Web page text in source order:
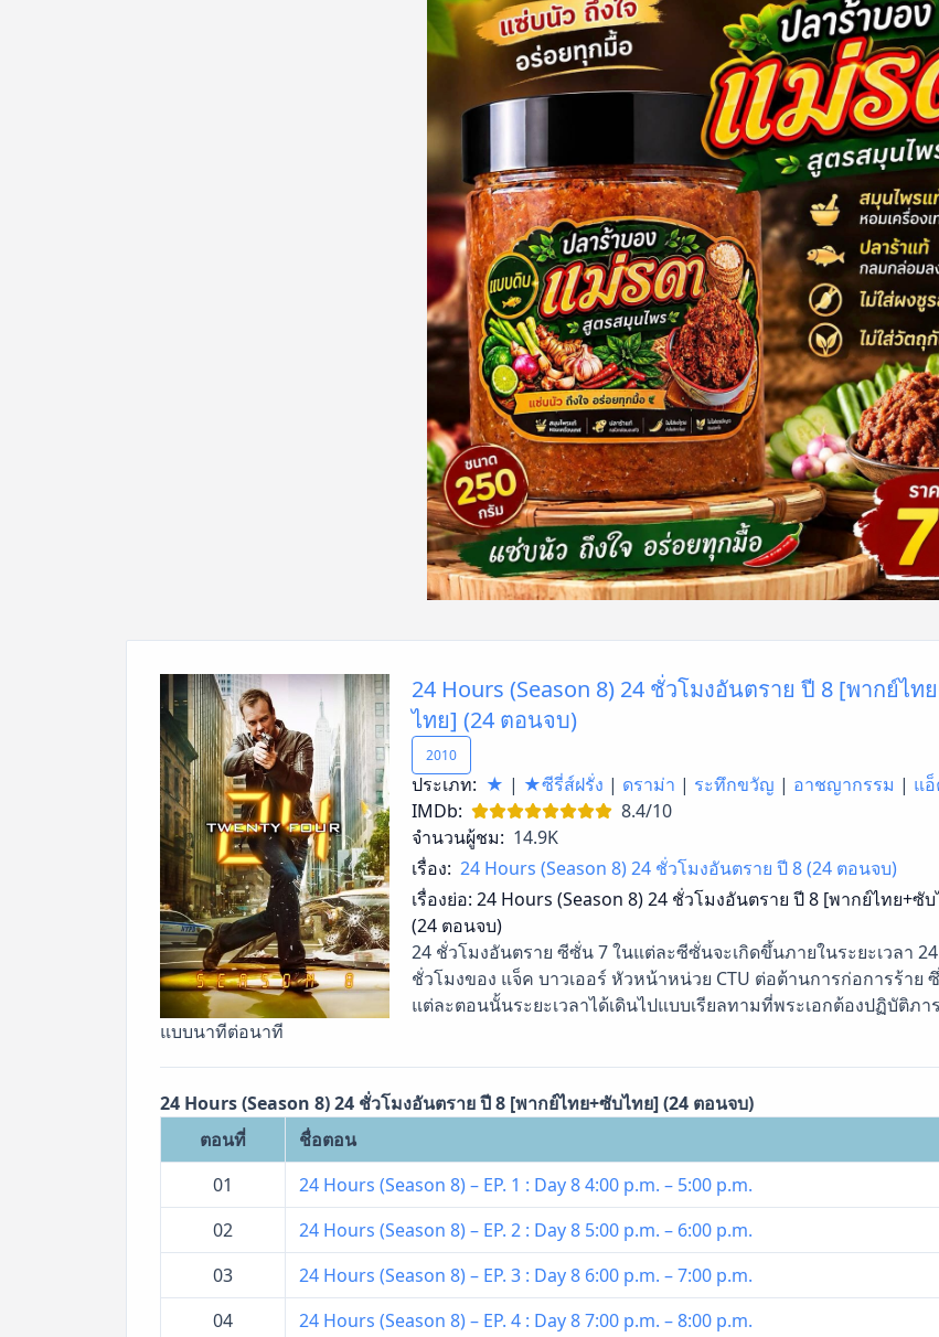
24 Hours (Season 8) 24 ชั่วโมงอันตราย ปี 8 [พากย์ไท
ไทย] (24 ตอนจบ)
2010
ประเภท: ★ | ★ซีรี่ส์ฝรั่ง | ดราม่า | ระทึกขวัญ | อาชญากรรม | แ
IMDb:
8.4/10
จำนวนผู้ชม: 14.9K
เรื่อง: 24 Hours (Season 8) 24 ชั่วโมงอันตราย ปี 8 (24 ตอนจบ)
เรื่องย่อ: 24 Hours (Season 8) 24 ชั่วโมงอันตราย ปี 8 [พากย์ไทย+ซั
(24 ตอนจบ)
24 ชั่วโมงอันตราย ซีซั่น 7 ในแต่ละซีซั่นจะเกิดขึ้นภายในระยะเวลา 24
ชั่วโมงของ แจ็ค บาวเออร์ หัวหน้าหน่วย CTU ต่อต้านการก่อการร้าย
แต่ละตอนนั้นระยะเวลาได้เดินไปแบบเรียลทามที่พระเอกต้องปฏิบัติภา
แบบนาทีต่อนาที
24 Hours (Season 8) 24 ชั่วโมงอันตราย ปี 8 [พากย์ไทย+ซับไทย] (24 ตอนจบ)
ตอนที่
ชื่อตอน
01
24 Hours (Season 8) – EP. 1 : Day 8 4:00 p.m. – 5:00 p.m.
02
24 Hours (Season 8) – EP. 2 : Day 8 5:00 p.m. – 6:00 p.m.
03
24 Hours (Season 8) – EP. 3 : Day 8 6:00 p.m. – 7:00 p.m.
04
24 Hours (Season 8) – EP. 4 : Day 8 7:00 p.m. – 8:00 p.m.